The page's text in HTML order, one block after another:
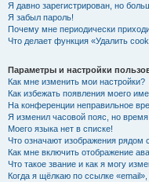
Я давно зарегистрирован, но
Я забыл пароль!
Почему мне периодически
Что делает функция «Удалить
Параметры и настройки
Как мне изменить мои настройки?
Как избежать появления моего
На конференции неправильное
Я изменил часовой пояс, но
Моего языка нет в списке!
Что означают изображения
Как мне включить отображение
Что такое звание и как я могу
Когда я щёлкаю по ссылке